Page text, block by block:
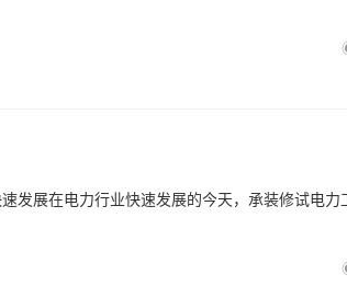
发展在电力行业快速发展的今天，承装修试电力